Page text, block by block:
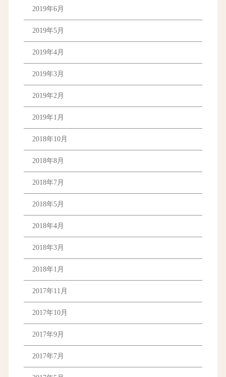
2019年6月
2019年5月
2019年4月
2019年3月
2019年2月
2019年1月
2018年10月
2018年8月
2018年7月
2018年5月
2018年4月
2018年3月
2018年1月
2017年11月
2017年10月
2017年9月
2017年7月